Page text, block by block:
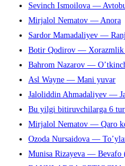
Sevinch Ismoilova —
Mirjalol Nematov — Anora
Sardor Mamadaliyev —
Botir Qodirov — Xorazmlik
Bahrom Nazarov —
Asl Wayne — Mani yuvar
Jaloliddin Ahmadaliyev —
Bu yilgi bitiruvchilarga 6
Mirjalol Nematov — Qaro
Ozoda Nursaidova —
Munisa Rizayeva — Bevafo